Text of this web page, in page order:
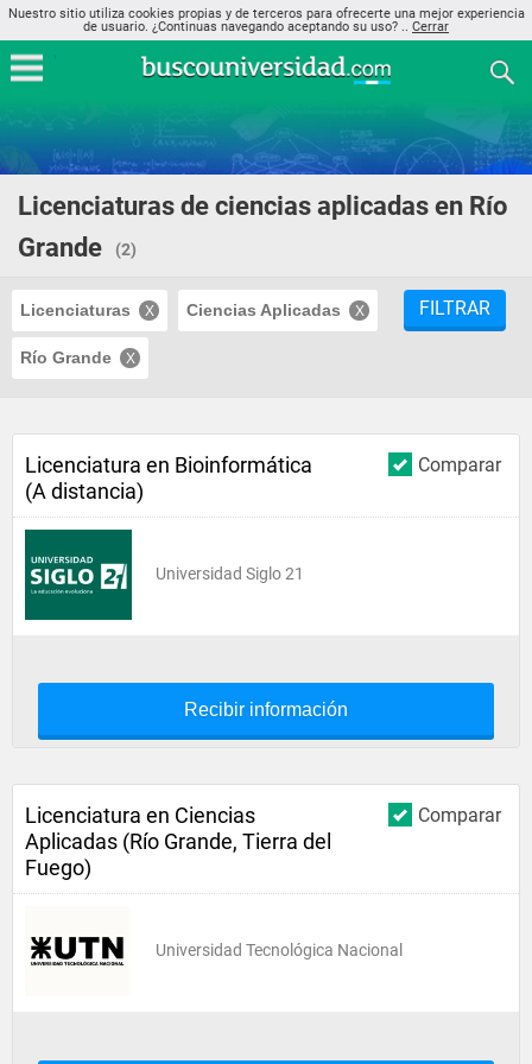
Nuestro sitio utiliza cookies propias y de terceros para ofrecerte una mejor experiencia
de usuario. ¿Continuas navegando aceptando su uso? .. Cerrar
Licenciaturas de ciencias aplicadas en Río
Grande
(2)
Licenciaturas Ciencias Aplicadas
Río Grande
FILTRAR
Comparar
Licenciatura en Bioinformática
(A distancia)
Universidad Siglo 21
Recibir información
Comparar
Licenciatura en Ciencias
Aplicadas (Río Grande, Tierra del
Fuego)
Universidad Tecnológica Nacional